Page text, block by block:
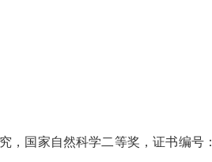
，国家自然科学二等奖，证书编号：